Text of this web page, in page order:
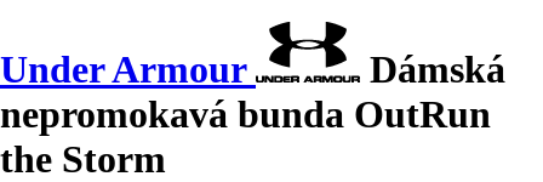
Under Armour
Dámská
nepromokavá bunda OutRun
the Storm